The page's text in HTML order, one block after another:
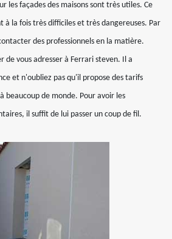
les façades des maisons sont très utiles. Ce
à la fois très difficiles et très dangereuses. Par
des professionnels en la matière.
de vous adresser à Ferrari steven. Il a
et n'oubliez pas qu'il propose des tarifs
beaucoup de monde. Pour avoir les
il suffit de lui passer un coup de fil.